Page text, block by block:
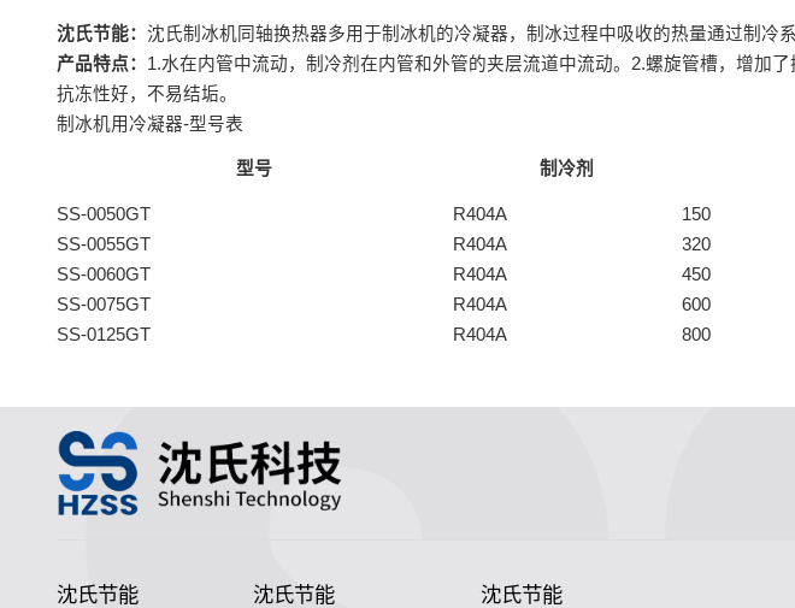
沈氏节能： 沈氏制冰机同轴换热器多用于制冰机的冷凝器，制冰过程中吸收的热量通过制冷
产品特点： 1.水在内管中流动，制冷剂在内管和外管的夹层流道中流动。2.螺旋管槽，增加
抗冻性好，不易结垢。
制冰机用冷凝器-型号表
型号 制冷剂
SS-0050GT
R404A 150
SS-0055GT
R404A 320
SS-0060GT
R404A 450
SS-0075GT
R404A 600
SS-0125GT
R404A 800
沈氏节能 沈氏节能 沈氏节能